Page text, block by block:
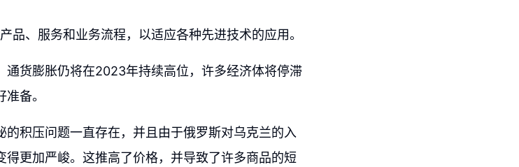
品、服务和业务流程，以适应各种先进技术的应用。
通货膨胀仍将在2023年持续高位，许多经济体将停滞
备。
积压问题一直存在，并且由于俄罗斯对乌克兰的入
更加严峻。这推高了价格，并导致了许多商品的短